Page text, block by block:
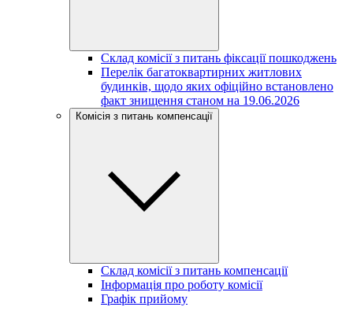
Склад комісії з питань фіксації пошкоджень
Перелік багатоквартирних житлових
будинків, щодо яких офіційно встановлено
факт знищення станом на 19.06.2026
Комісія з питань компенсації
Склад комісії з питань компенсації
Інформація про роботу комісії
Графік прийому